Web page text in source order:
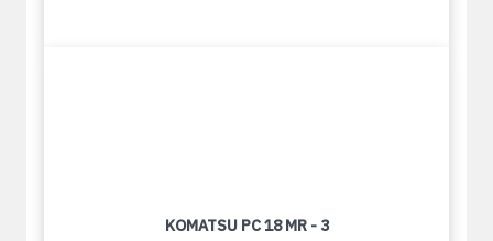
KOMATSU PC 18 MR - 3